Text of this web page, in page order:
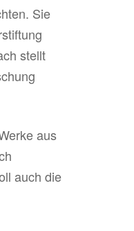
Sie
stellt
aus
auch die